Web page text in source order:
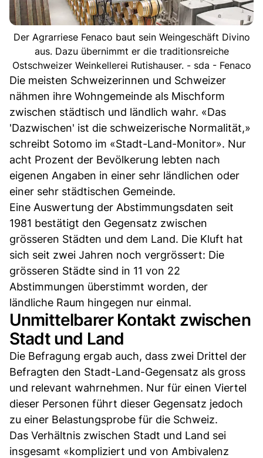
Der Agrarriese Fenaco baut sein Weingeschäft Divino
aus. Dazu übernimmt er die traditionsreiche
Ostschweizer Weinkellerei Rutishauser. - sda - Fenaco
Die meisten Schweizerinnen und Schweizer
nähmen ihre Wohngemeinde als Mischform
zwischen städtisch und ländlich wahr. «Das
'Dazwischen' ist die schweizerische Normalität,»
schreibt Sotomo im «Stadt-Land-Monitor». Nur
acht Prozent der Bevölkerung lebten nach
eigenen Angaben in einer sehr ländlichen oder
einer sehr städtischen Gemeinde.
Eine Auswertung der Abstimmungsdaten seit
1981 bestätigt den Gegensatz zwischen
grösseren Städten und dem Land. Die Kluft hat
sich seit zwei Jahren noch vergrössert: Die
grösseren Städte sind in 11 von 22
Abstimmungen überstimmt worden, der
ländliche Raum hingegen nur einmal.
Unmittelbarer Kontakt zwischen
Stadt und Land
Die Befragung ergab auch, dass zwei Drittel der
Befragten den Stadt-Land-Gegensatz als gross
und relevant wahrnehmen. Nur für einen Viertel
dieser Personen führt dieser Gegensatz jedoch
zu einer Belastungsprobe für die Schweiz.
Das Verhältnis zwischen Stadt und Land sei
insgesamt «kompliziert und von Ambivalenz